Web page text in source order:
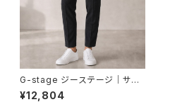
G-stage ジーステージ｜サマ
ーニット美脚テーパードシルエッ
トパンツ｜洗濯可能 しわになり
¥12,804